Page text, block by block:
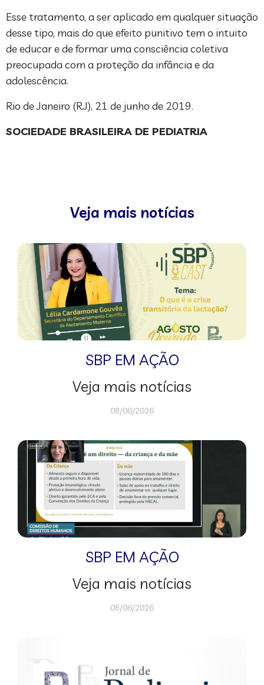
Esse tratamento, a ser aplicado em qualquer situação
desse tipo, mais do que efeito punitivo tem o intuito
de educar e de formar uma consciência coletiva
preocupada com a proteção da infância e da
adolescência.
Rio de Janeiro (RJ), 21 de junho de 2019.
SOCIEDADE BRASILEIRA DE PEDIATRIA
Veja mais notícias
SBP EM AÇÃO
Veja mais notícias
08/06/2026
SBP EM AÇÃO
Veja mais notícias
08/06/2026